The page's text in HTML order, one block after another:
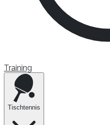
Training
Tischtennis